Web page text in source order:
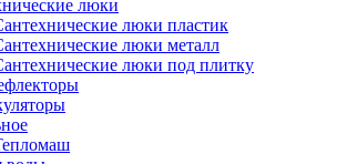
люки
люки пластик
люки металл
люки под плитку